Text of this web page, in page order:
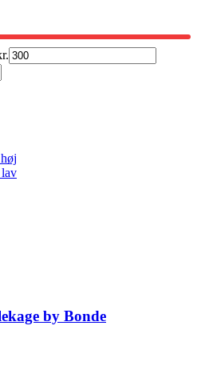
by Bonde